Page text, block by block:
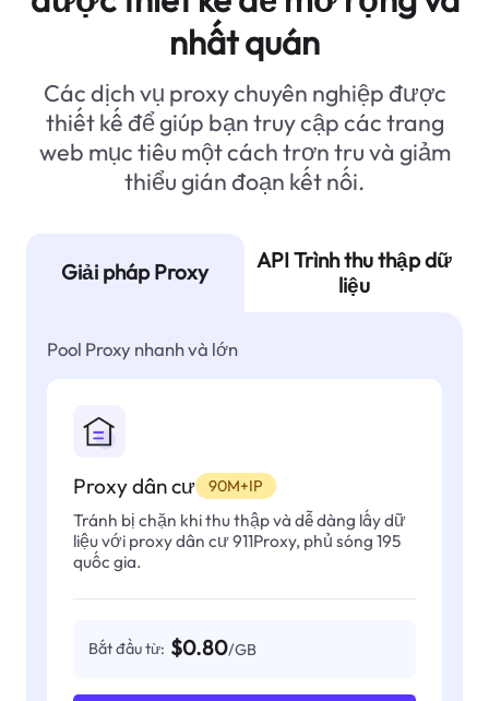
nhất quán
Các dịch vụ proxy chuyên nghiệp được
thiết kế để giúp bạn truy cập các trang
web mục tiêu một cách trơn tru và giảm
thiểu gián đoạn kết nối.
Giải pháp Proxy
API Trình thu thập dữ
liệu
Pool Proxy nhanh và lớn
Proxy dân cư 90M+IP
Tránh bị chặn khi thu thập và dễ dàng lấy dữ
liệu với proxy dân cư 911Proxy, phủ sóng 195
quốc gia.
Bắt đầu từ: $0.80/GB